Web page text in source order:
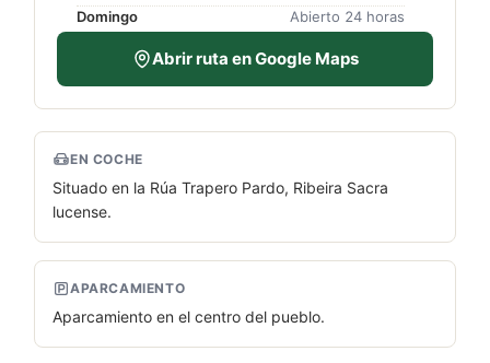
Domingo
Abierto 24 horas
Abrir ruta en Google Maps
EN COCHE
Situado en la Rúa Trapero Pardo, Ribeira Sacra
lucense.
APARCAMIENTO
Aparcamiento en el centro del pueblo.